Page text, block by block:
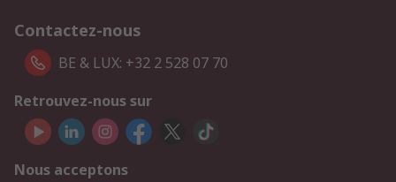
Contactez-nous
BE & LUX: +32 2 528 07 70
Retrouvez-nous sur
Nous acceptons